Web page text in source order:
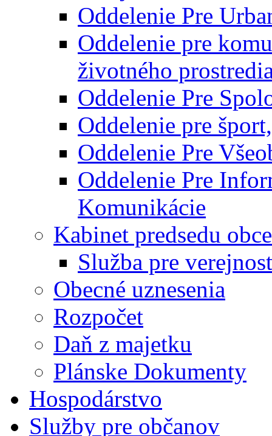
Oddelenie Pre
Oddelenie pre
životného
Oddelenie Pre
Oddelenie pre
Oddelenie Pre
Oddelenie Pre
Komunikácie
Kabinet predsedu obce
Služba pre
Obecné uznesenia
Rozpočet
Daň z majetku
Plánske Dokumenty
Hospodárstvo
Služby pre občanov